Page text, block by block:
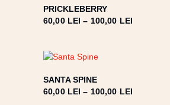
PRICKLEBERRY
60,00 LEI – 100,00 LEI
SANTA SPINE
60,00 LEI – 100,00 LEI